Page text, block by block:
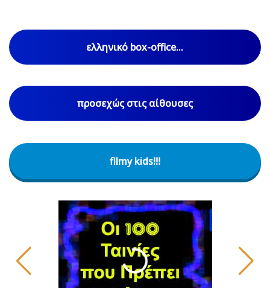
ελληνικό box-office...
προσεχώς στις αίθουσες
filmy kids!!!